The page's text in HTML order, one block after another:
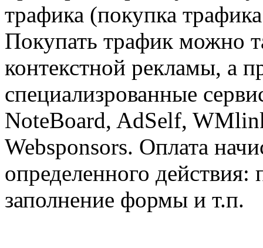
трафика (покупка
Покупать трафик можно
контекстной рекламы, а
специализрованные
NoteBoard, AdSelf,
Websponsors. Оплата
определенного действия:
заполнение формы и т.п.